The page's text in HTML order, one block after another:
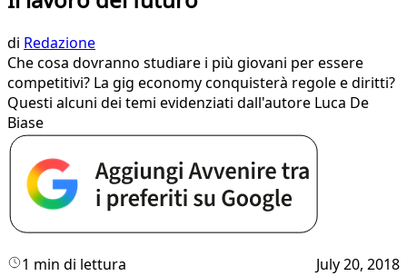
di Redazione
Che cosa dovranno studiare i più giovani per essere
competitivi? La gig economy conquisterà regole e diritti?
Questi alcuni dei temi evidenziati dall'autore Luca De
Biase
1 min di lettura July 20, 2018